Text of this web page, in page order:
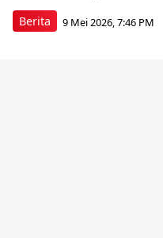
Berita 9 Mei 2026, 7:46 PM